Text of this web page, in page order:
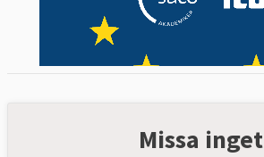
Missa inget